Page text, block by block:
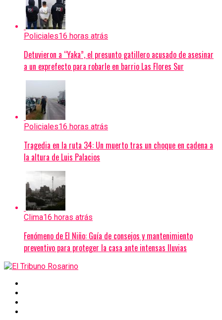
Policiales16 horas atrás
Detuvieron a “Yaka”, el presunto gatillero acusado de asesinar
a un exprefecto para robarle en barrio Las Flores Sur
Policiales16 horas atrás
Tragedia en la ruta 34: Un muerto tras un choque en cadena a
la altura de Luis Palacios
Clima16 horas atrás
Fenómeno de El Niño: Guía de consejos y mantenimiento
preventivo para proteger la casa ante intensas lluvias